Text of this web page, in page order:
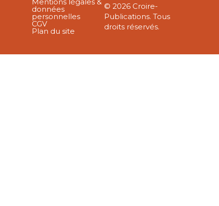
données
personnelles
CGV
Plan du site
© 2026 Croire-
Publications. Tous
droits réservés.